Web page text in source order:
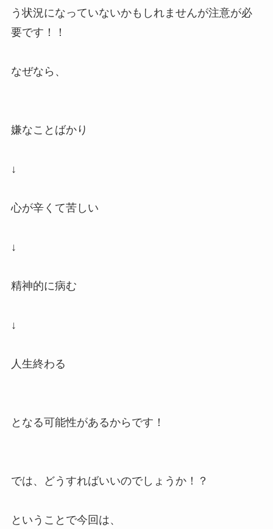
う状況になっていないかもしれませんが注意が必
要です！！
なぜなら、
嫌なことばかり
↓
心が辛くて苦しい
↓
精神的に病む
↓
人生終わる
となる可能性があるからです！
では、どうすればいいのでしょうか！？
ということで今回は、